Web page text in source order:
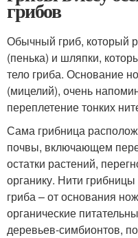
грибов
Обычный гриб, который
(пенька) и шляпки,
тело гриба. Основание
(мицелий), очень
переплетение тонких
Сама грибница
почвы, включающем
остатки растений,
органику. Нити
гриба – от основания
органические
деревьев-симбионтов,